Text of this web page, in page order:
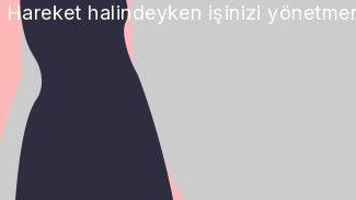
Hareket halindeyken işinizi